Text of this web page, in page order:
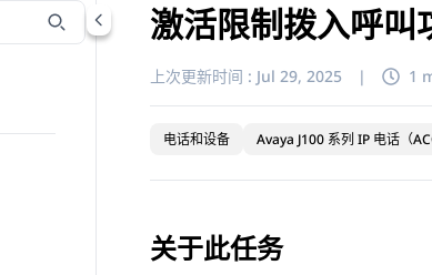
激活限制拨入呼叫
上次更新时间 : Jul 29, 2025 | 1
电话和设备 Avaya J100 系列 IP 电话（
关于此任务